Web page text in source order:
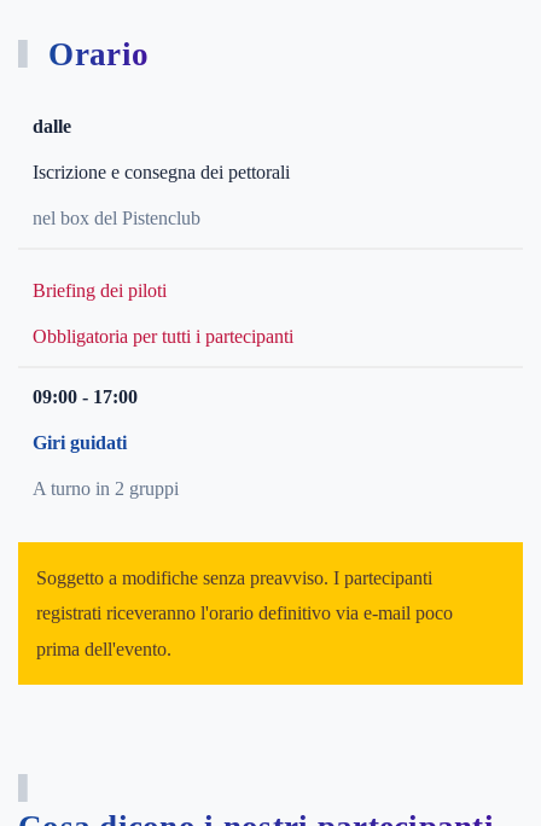
Orario
dalle
Iscrizione e consegna dei pettorali
nel box del Pistenclub
Briefing dei piloti
Obbligatoria per tutti i partecipanti
09:00 - 17:00
Giri guidati
A turno in 2 gruppi
Soggetto a modifiche senza preavviso. I partecipanti
registrati riceveranno l'orario definitivo via e-mail poco
prima dell'evento.